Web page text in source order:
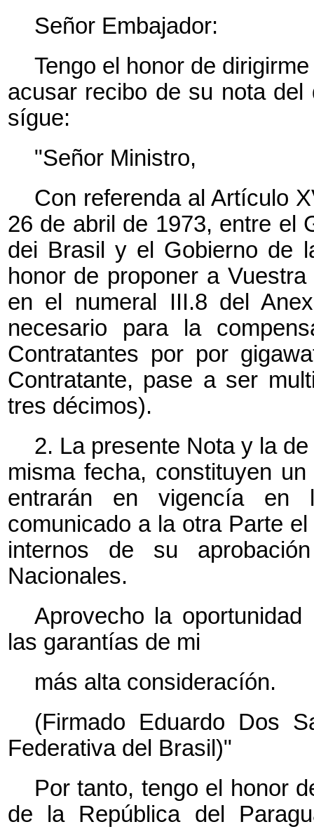
Señor Embajador:
Tengo el honor de
acusar recibo de su nota
sígue:
"Señor Ministro,
Con referenda al Artículo
26 de abril de 1973, entre el
dei Brasil y el Gobierno de
honor de proponer a
en el numeral III.8 del
necesario para la
Contratantes por por
Contratante, pase a ser
tres décimos).
2. La presente Nota y la
misma fecha, constituyen
entrarán en vigencía
comunicado a la otra Parte
internos de su
Nacionales.
Aprovecho la
las garantías de mi
más alta consideracíón.
(Firmado Eduardo Dos
Federativa del Brasil)"
Por tanto, tengo el honor
de la República del